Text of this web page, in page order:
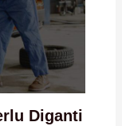
Diganti